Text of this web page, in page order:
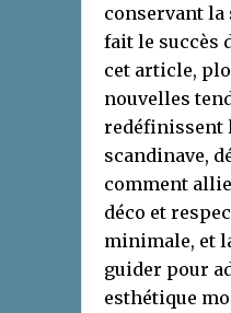
conservant
fait le succès
cet article,
nouvelles
redéfinissent
scandinave,
comment
déco et
minimale, et
guider pour
esthétique